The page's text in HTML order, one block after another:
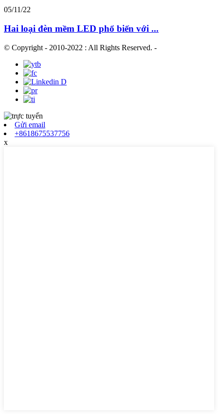
05/11/22
Hai loại đèn mềm LED phổ biến với ...
© Copyright - 2010-2022 : All Rights Reserved. -
Gửi email
+8618675537756
x